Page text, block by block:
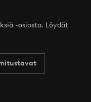
-osiosta. Löydät